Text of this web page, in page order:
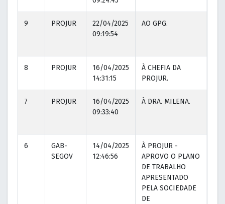
9 PROJUR
22/04/2025
09:19:54
AO GPG.
8 PROJUR
16/04/2025
14:31:15
À CHEFIA DA
PROJUR.
7 PROJUR
16/04/2025
09:33:40
À DRA. MILENA.
6
GAB-
SEGOV
14/04/2025
12:46:56
À PROJUR -
APROVO O PLANO
DE TRABALHO
APRESENTADO
PELA SOCIEDADE
DE